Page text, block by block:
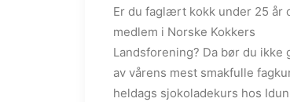
Er du faglært kokk under 25 år
medlem i Norske Kokkers
Landsforening? Da bør du ikke
av vårens mest smakfulle
heldags sjokoladekurs hos Idun